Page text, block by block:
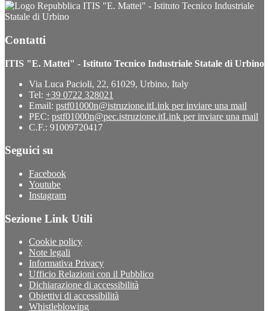
ITIS "E. Mattei" - Istituto Tecnico Industriale
Statale di Urbino
Contatti
ITIS "E. Mattei" - Istituto Tecnico Industriale Statale di Urbino
Via Luca Pacioli, 22, 61029, Urbino, Italy
Tel: +39 0722 328021
Email: pstf01000n@istruzione.itLink per inviare una mail
PEC: pstf01000n@pec.istruzione.itLink per inviare una mail
C.F.: 91009720417
Seguici su
Facebook
Youtube
Instagram
Sezione Link Utili
Cookie policy
Note legali
Informativa Privacy
Ufficio Relazioni con il Pubblico
Dichiarazione di accessibilità
Obiettivi di accessibilità
Whistleblowing